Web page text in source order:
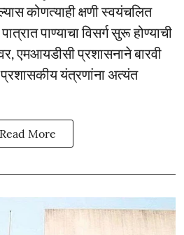
कोणत्याही क्षणी स्वयंचलित
पाण्याचा विसर्ग सुरू होण्याची
एमआयडीसी प्रशासनाने बारवी
प्रशासकीय यंत्रणांना अत्यंत
Read More